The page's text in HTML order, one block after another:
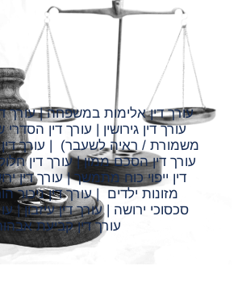
עורך דין אלימות במשפחה | עורך
עורך דין גירושין | עורך דין
משמורת / ראיה לשעבר) | עורך דין
עורך דין הסכם ממון | עורך דין
דין ייפוי כוח מתמשך | עורך דין
מזונות ילדים | עורך דין ניכור
סכסוכי ירושה | עורך דין עיזבון |
עורך דין קביעת